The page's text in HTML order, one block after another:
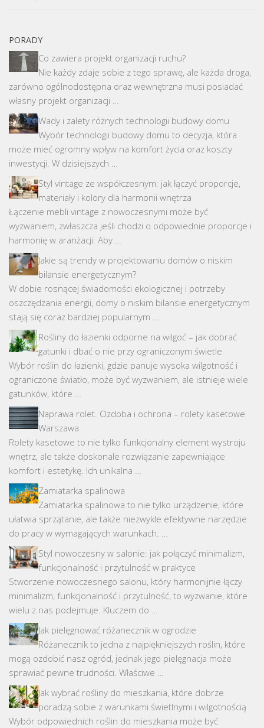
PORADY
Co zawiera projekt organizacji ruchu?
Nie każdy zdaje sobie z tego sprawę, ale każda droga,
zarówno ogólnodostępna oraz wewnętrzna musi posiadać
własny projekt organizacji …
Wady i zalety różnych technologii budowy domu
Wybór technologii budowy domu to decyzja, która
może mieć ogromny wpływ na komfort życia oraz koszty
inwestycji. W dzisiejszych …
Styl vintage ze współczesnym: jak łączyć proporcje,
materiały i kolory dla harmonii wnętrza
Łączenie mebli vintage z nowoczesnymi może być
wyzwaniem, zwłaszcza jeśli chodzi o odpowiednie proporcje i
harmonię w aranżacji. Aby …
Jakie są trendy w projektowaniu domów o niskim
bilansie energetycznym?
W dobie rosnącej świadomości ekologicznej i potrzeby
oszczędzania energii, domy o niskim bilansie energetycznym
stają się coraz bardziej popularnym …
Rośliny do łazienki odporne na wilgoć – jak dobrać
gatunki i dbać o nie przy ograniczonym świetle
Wybór roślin do łazienki, gdzie panuje wysoka wilgotność i
ograniczone światło, może być wyzwaniem, ale istnieje wiele
gatunków, które …
Naprawa rolet. Ozdoba i ochrona – rolety kasetowe
Warszawa
Rolety kasetowe to nie tylko funkcjonalny element wystroju
wnętrz, ale także doskonałe rozwiązanie zapewniające
komfort i estetykę. Ich unikalna …
Zamiatarka spalinowa
Zamiatarka spalinowa to nie tylko urządzenie, które
ułatwia sprzątanie, ale także niezwykle efektywne narzędzie
do pracy w wymagających warunkach. …
Styl nowoczesny w salonie: jak połączyć minimalizm,
funkcjonalność i przytulność w praktyce
Stworzenie nowoczesnego salonu, który harmonijnie łączy
minimalizm, funkcjonalność i przytulność, to wyzwanie, które
wielu z nas podejmuje. Kluczem do …
Jak pielęgnować różanecznik w ogrodzie
Różanecznik to jedna z najpiękniejszych roślin, które
mogą ozdobić nasz ogród, jednak jego pielęgnacja może
sprawiać pewne trudności. Właściwe …
Jak wybrać rośliny do mieszkania, które dobrze
poradzą sobie z warunkami świetlnymi i wilgotnością
Wybór odpowiednich roślin do mieszkania może być